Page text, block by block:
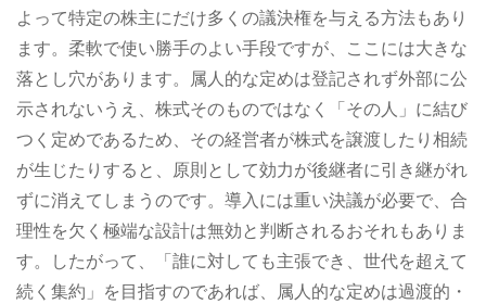
よって特定の株主にだけ多くの議決権を与える方法もあり
ます。柔軟で使い勝手のよい手段ですが、ここには大きな
落とし穴があります。属人的な定めは登記されず外部に公
示されないうえ、株式そのものではなく「その人」に結び
つく定めであるため、その経営者が株式を譲渡したり相続
が生じたりすると、原則として効力が後継者に引き継がれ
ずに消えてしまうのです。導入には重い決議が必要で、合
理性を欠く極端な設計は無効と判断されるおそれもありま
す。したがって、「誰に対しても主張でき、世代を超えて
続く集約」を目指すのであれば、属人的な定めは過渡的・